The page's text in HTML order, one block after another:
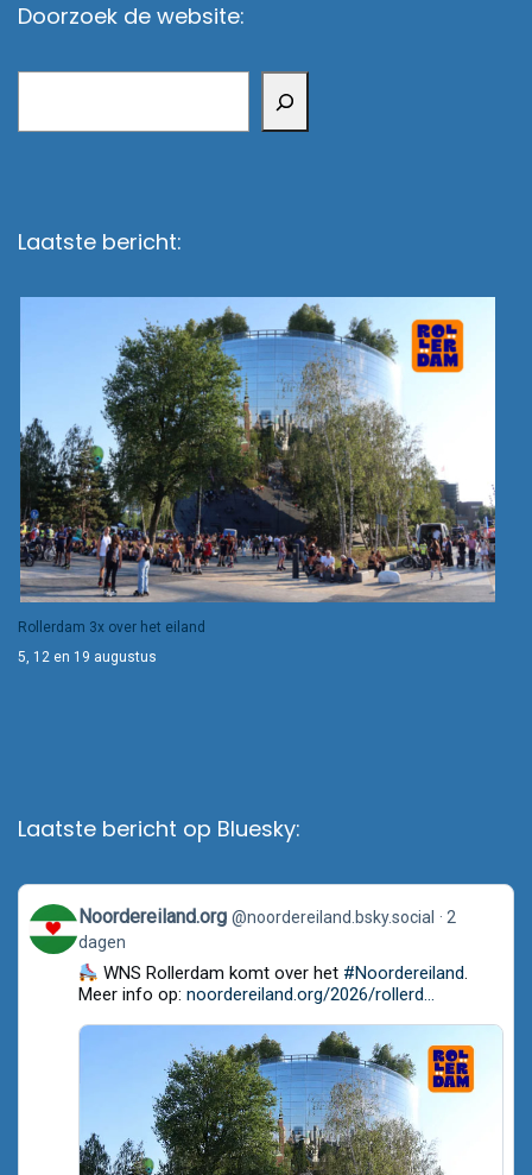
Doorzoek de website:
Laatste bericht:
Rollerdam 3x over het eiland
5, 12 en 19 augustus
Laatste bericht op Bluesky:
View
post
by
Noordereiland.org
Bluesky
Noordereiland.org @noordereiland.bsky.social
2
dagen
WNS Rollerdam komt over het #Noordereiland.
Meer info op: noordereiland.org/2026/rollerd...